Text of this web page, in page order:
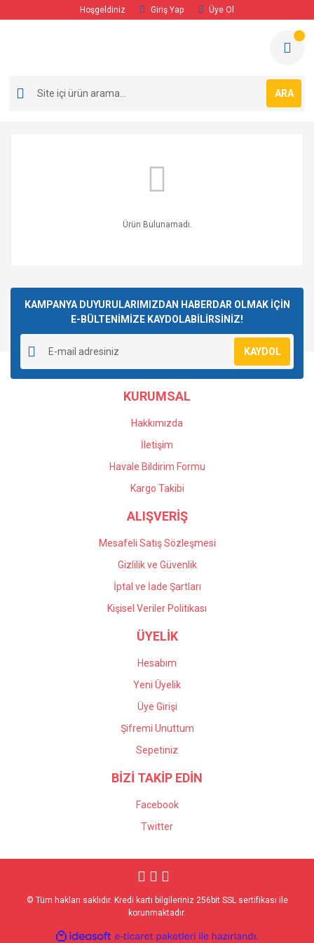
Hoşgeldiniz Giriş Yap Üye Ol
ARA
Ürün Bulunamadı.
KAMPANYA DUYURULARIMIZDAN HABERDAR OLMAK İÇİN
E-BÜLTENİMİZE KAYDOLABİLİRSİNİZ!
KAYDOL
KURUMSAL
Hakkımızda
İletişim
Havale Bildirim Formu
Kargo Takibi
ALIŞVERİŞ
Mesafeli Satış Sözleşmesi
Gizlilik ve Güvenlik
İptal ve İade Şartları
Kişisel Veriler Politikası
ÜYELİK
Hesabım
Yeni Üyelik
Üye Girişi
Şifremi Unuttum
Sepetiniz
BİZİ TAKİP EDİN
Facebook
Twitter
© Tüm hakları saklıdır. Kredi kartı bilgileriniz 256bit SSL sertifikası ile
korunmaktadır.
ideasoft e-